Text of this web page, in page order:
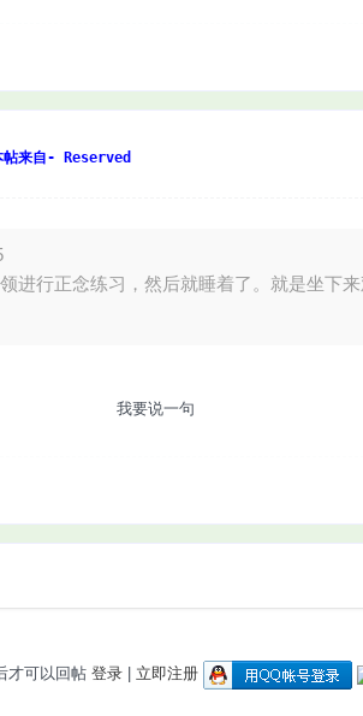
帖来自- Reserved
进行正念练习，然后就睡着了。就是坐下来
我要说一句
才可以回帖 登录 立即注册